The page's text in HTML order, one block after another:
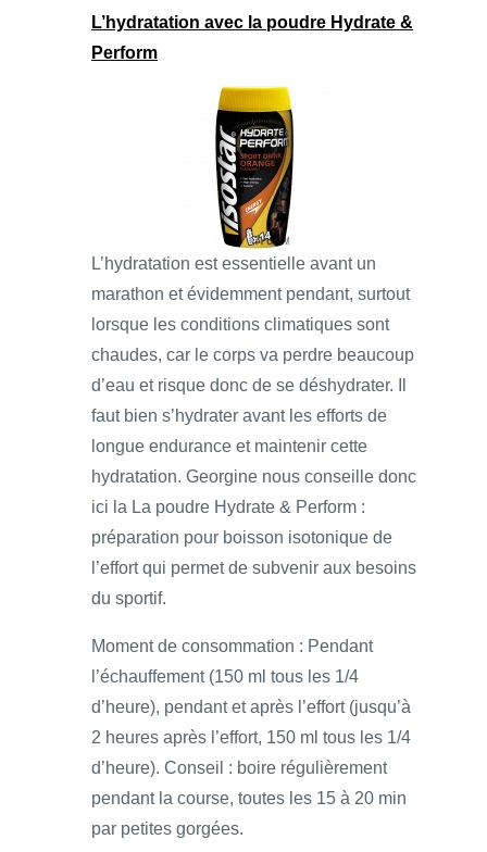
L’hydratation avec la poudre Hydrate &
Perform
L’hydratation est essentielle avant un
marathon et évidemment pendant, surtout
lorsque les conditions climatiques sont
chaudes, car le corps va perdre beaucoup
d’eau et risque donc de se déshydrater. Il
faut bien s’hydrater avant les efforts de
longue endurance et maintenir cette
hydratation. Georgine nous conseille donc
ici la La poudre Hydrate & Perform :
préparation pour boisson isotonique de
l’effort qui permet de subvenir aux besoins
du sportif.
Moment de consommation : Pendant
l’échauffement (150 ml tous les 1/4
d’heure), pendant et après l’effort (jusqu’à
2 heures après l’effort, 150 ml tous les 1/4
d’heure). Conseil : boire régulièrement
pendant la course, toutes les 15 à 20 min
par petites gorgées.